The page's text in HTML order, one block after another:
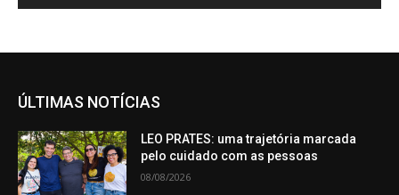
ÚLTIMAS NOTÍCIAS
LEO PRATES: uma trajetória marcada
pelo cuidado com as pessoas
08/08/2026